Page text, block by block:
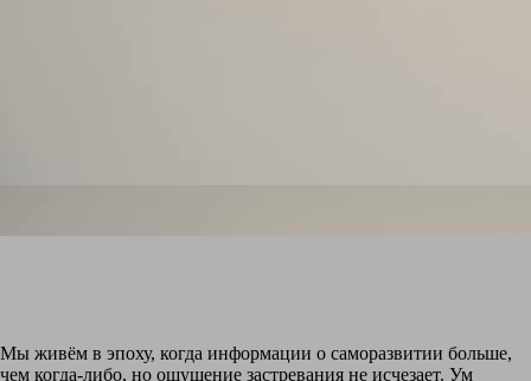
Мы живём в эпоху, когда информации о саморазвитии больше,
чем когда-либо, но ощущение застревания не исчезает. Ум